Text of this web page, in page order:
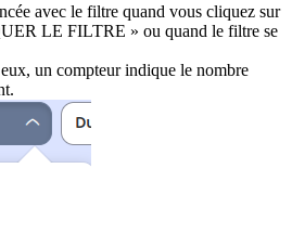
avec le filtre quand vous cliquez sur
LE FILTRE » ou quand le filtre se
un compteur indique le nombre